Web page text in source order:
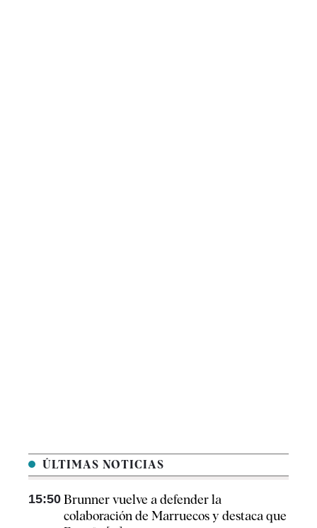
ÚLTIMAS NOTICIAS
15:50 Brunner vuelve a defender la
colaboración de Marruecos y destaca que